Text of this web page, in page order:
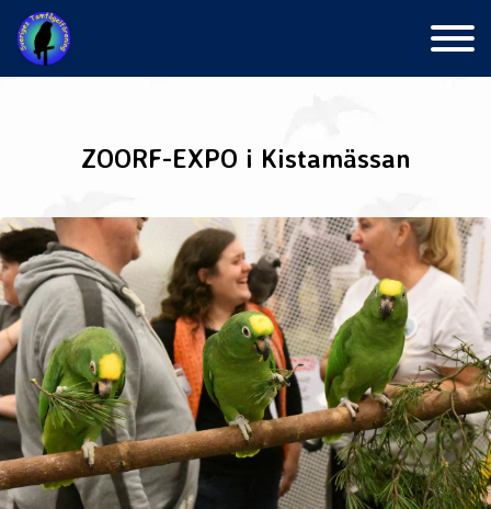
Skip
content
ZOORF-EXPO i Kistamässan